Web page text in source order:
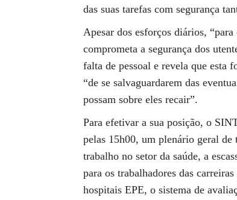
das suas tarefas com segurança
Apesar dos esforços diários,
comprometa a segurança dos
falta de pessoal e revela que esta
“de se salvaguardarem das
possam sobre eles recair”.
Para efetivar a sua posição, o
pelas 15h00, um plenário geral de
trabalho no setor da saúde, a
para os trabalhadores das
hospitais EPE, o sistema de